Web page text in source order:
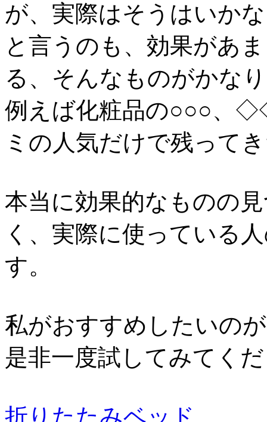
が、実際はそうはいか
と言うのも、効果があ
る、そんなものがかな
例えば化粧品の○○○
ミの人気だけで残って
本当に効果的なものの
く、実際に使っている
す。
私がおすすめしたいの
是非一度試してみてく
折りたたみベッド